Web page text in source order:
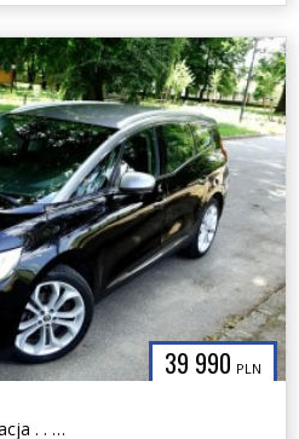
39 990 PLN
. . Auto 7 osobowe . . Nawigacja . . Klimatronik . . 2 x PDC . . Ledy